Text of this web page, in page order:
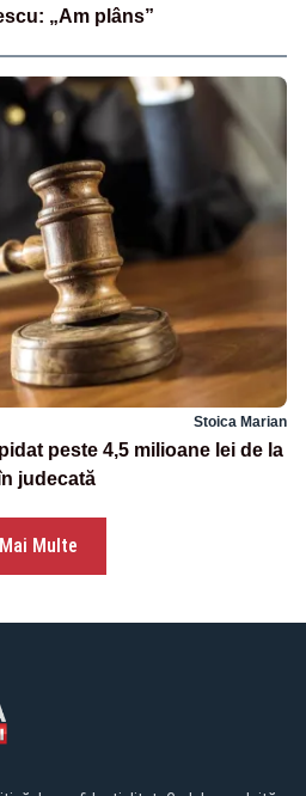
„Am plâns”
Stoica Marian
peste 4,5 milioane lei de la
judecată
Mai Multe